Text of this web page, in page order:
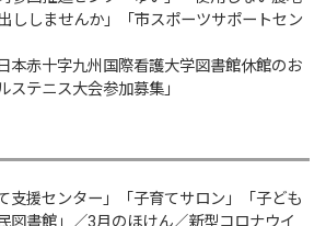
ししませんか」「市スポーツサポートセン
本赤十字九州国際看護大学図書館休館のお
ステニス大会参加募集」
支援センター」「子育てサロン」「子ども
図書館」／3月のほけん／新型コロナウイ